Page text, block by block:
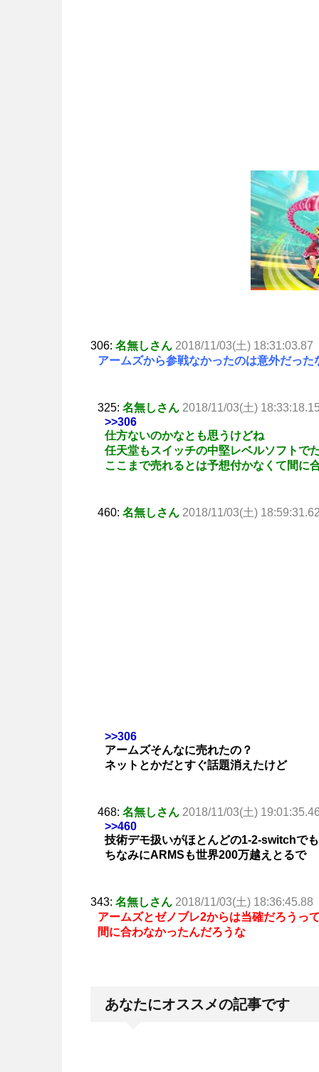
306: 名無しさん 2018/11/03(土) 18:31:03.87
アームズから参戦なかったのは意外だった
325: 名無しさん 2018/11/03(土) 18:33:18.15
>>306
仕方ないのかなとも思うけどね
任天堂もスイッチの中堅レベルソフトで
ここまで売れるとは予想付かなくて間に
460: 名無しさん 2018/11/03(土) 18:59:31.62
>>306
アームズそんなに売れたの？
ネットとかだとすぐ話題消えたけど
468: 名無しさん 2018/11/03(土) 19:01:35.46
>>460
技術デモ扱いがほとんどの1-2-switchで
ちなみにARMSも世界200万越えとるで
343: 名無しさん 2018/11/03(土) 18:36:45.88
アームズとゼノブレ2からは当確だろうっ
間に合わなかったんだろうな
あなたにオススメの記事です